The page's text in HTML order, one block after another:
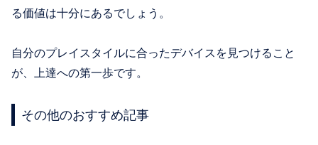
る価値は十分にあるでしょう。
自分のプレイスタイルに合ったデバイスを見つけること
が、上達への第一歩です。
その他のおすすめ記事